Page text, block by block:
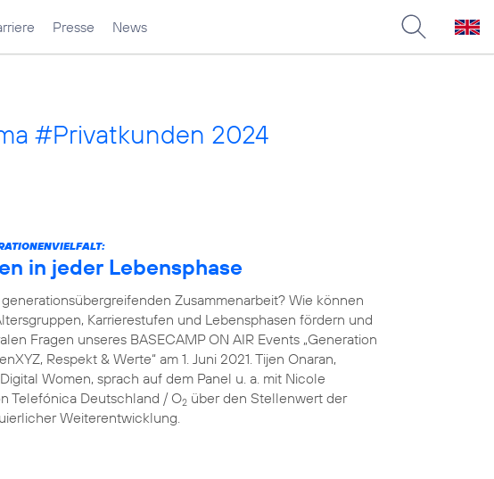
Presse News
#Privatkunden 2024
in jeder Lebensphase
Zusammenarbeit? Wie können
Karrierestufen und Lebensphasen fördern und
Fragen unseres BASECAMP ON AIR Events „Generation
Respekt & Werte“ am 1. Juni 2021. Tijen Onaran,
Women, sprach auf dem Panel u. a. mit Nicole
Telefónica Deutschland / O2 über den Stellenwert der
Weiterentwicklung.